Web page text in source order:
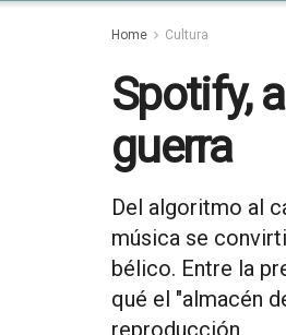
Home Cultura
Spotify,
guerra
Del algoritmo al
música se
bélico. Entre la
qué el "almacén
reproducción.